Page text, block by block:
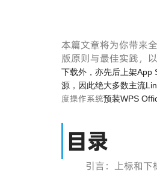
本篇文章将为你带来
版原则与最佳实践，
下载外，亦先后上架App
源，因此绝大多数主流
度操作系统预装WPS
目录
引言：上标和下